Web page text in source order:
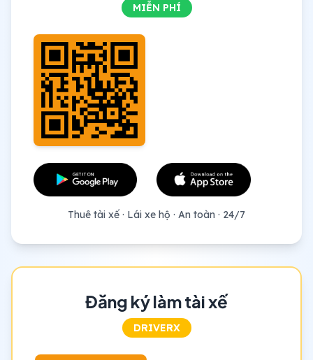
MIỄN PHÍ
Thuê tài xế · Lái xe hộ · An toàn · 24/7
Đăng ký làm tài xế
DRIVERX